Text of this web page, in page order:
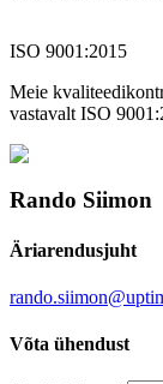
ISO 9001:2015
Meie
vastavalt ISO
Rando Siimon
Äriarendusjuht
Võta ühendust